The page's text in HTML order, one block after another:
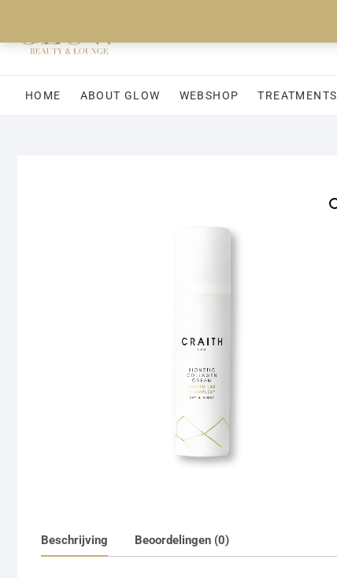
de
HOME ABOUT GLOW WEBSHOP TREATMENTS
Beschrijving Beoordelingen (0)